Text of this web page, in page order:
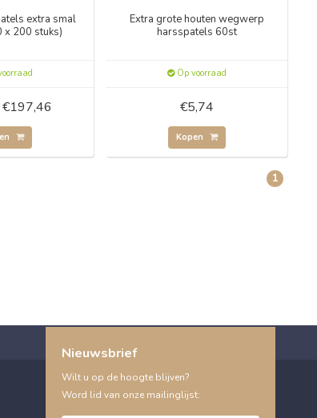
extra smal
x 200 stuks)
€197,46
Extra grote houten wegwerp
harsspatels 60st
Op voorraad
€5,74
Kopen
1
Nieuwsbrief
Wilt u op de hoogte blijven?
Word lid van onze mailinglijst: